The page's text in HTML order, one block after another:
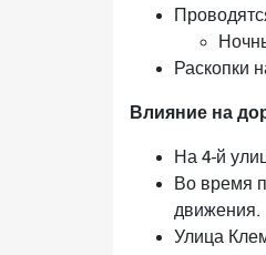
Раскопки
Влияние на
На 4-й
Во время
движения.
Улица